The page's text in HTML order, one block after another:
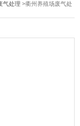
气处理 >衢州养殖场废气处